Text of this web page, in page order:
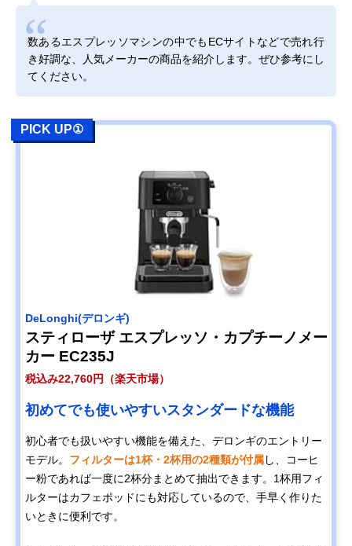
数あるエスプレッソマシンの中でもECサイトなどで売れ行
き好調な、人気メーカーの商品を紹介します。ぜひ参考にし
てください。
PICK UP①
‎DeLonghi(デロンギ)
スティローザ エスプレッソ・カプチーノメー
カー EC235J
税込み22,760円（楽天市場）
初めてでも使いやすいスタンダードな機能
初心者でも扱いやすい機能を備えた、デロンギのエントリー
モデル。 フィルターは1杯・2杯用の2種類が付属し、コーヒ
ー粉であれば一度に2杯分まとめて抽出できます。1杯用フィ
ルターはカフェポッドにも対応しているので、手早く作りた
いときに便利です。